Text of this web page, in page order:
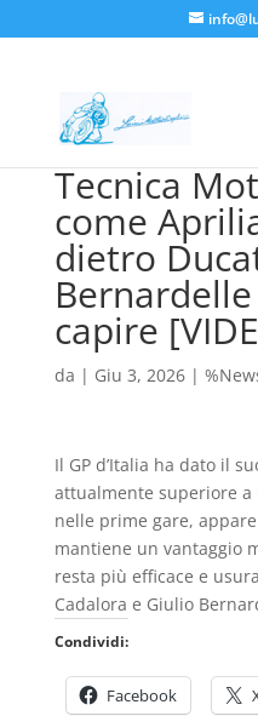
Tecnica
come
dietro
capire
da | Giu 3, 2026|
Il GP d’Italia ha dato il
attualmente superiore a
nelle prime gare,
mantiene un vantaggio
resta più efficace e
Cadalora e Giulio
Condividi:
Facebook